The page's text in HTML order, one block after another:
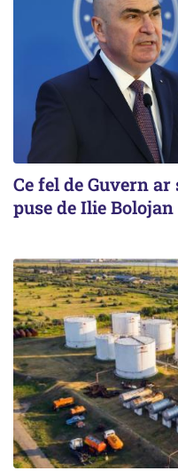
Ce fel de Guvern
puse de Ilie Bolojan